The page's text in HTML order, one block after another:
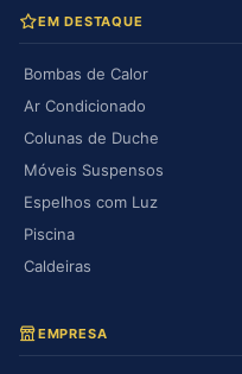
EM DESTAQUE
Bombas de Calor
Ar Condicionado
Colunas de Duche
Móveis Suspensos
Espelhos com Luz
Piscina
Caldeiras
EMPRESA